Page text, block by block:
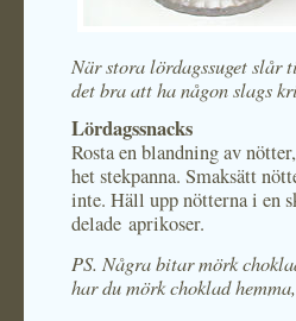
När stora lördagssuget
det bra att ha någon slags
Lördagssnacks
Rosta en blandning av
het stekpanna. Smaksätt
inte. Häll upp nötterna i en
delade aprikoser.
PS. Några bitar mörk
har du mörk choklad